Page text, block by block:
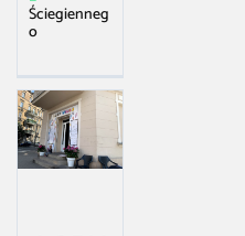
Ściegienneg
o